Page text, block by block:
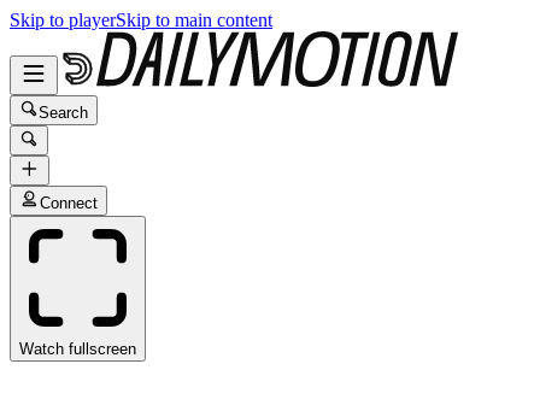
Skip to playerSkip to main content
Search
Connect
Watch fullscreen